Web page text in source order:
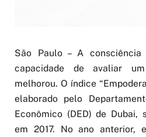
São Paulo – A
capacidade de avaliar
melhorou. O índice
elaborado pelo
Econômico (DED) de Dubai,
em 2017. No ano anterior,